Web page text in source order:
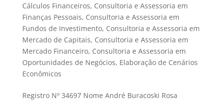
Cálculos Financeiros, Consultoria e Assessoria em
Finanças Pessoais, Consultoria e Assessoria em
Fundos de Investimento, Consultoria e Assessoria em
Mercado de Capitais, Consultoria e Assessoria em
Mercado Financeiro, Consultoria e Assessoria em
Oportunidades de Negócios, Elaboração de Cenários
Econômicos
Registro Nº 34697 Nome André Buracoski Rosa